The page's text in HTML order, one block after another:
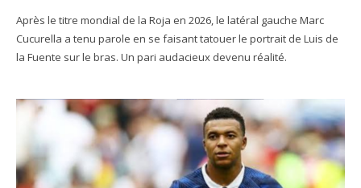
Après le titre mondial de la Roja en 2026, le latéral gauche Marc
Cucurella a tenu parole en se faisant tatouer le portrait de Luis de
la Fuente sur le bras. Un pari audacieux devenu réalité.